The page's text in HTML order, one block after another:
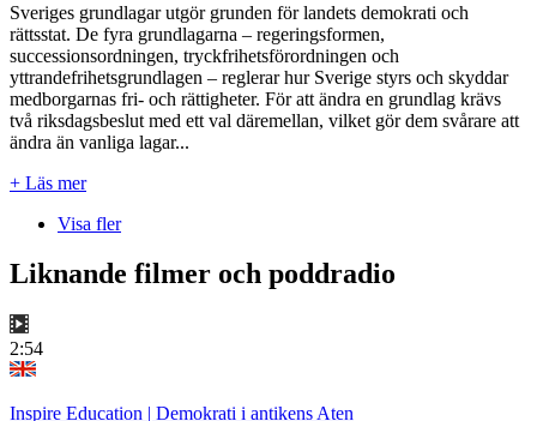
Sveriges grundlagar utgör grunden för landets demokrati och
rättsstat. De fyra grundlagarna – regeringsformen,
successionsordningen, tryckfrihetsförordningen och
yttrandefrihetsgrundlagen – reglerar hur Sverige styrs och skyddar
medborgarnas fri- och rättigheter. För att ändra en grundlag krävs
två riksdagsbeslut med ett val däremellan, vilket gör dem svårare att
ändra än vanliga lagar...
+ Läs mer
Visa fler
Liknande filmer och poddradio
2:54
Inspire Education | Demokrati i antikens Aten